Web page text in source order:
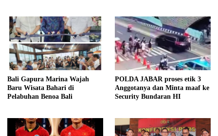
Bali Gapura Marina Wajah
Baru Wisata Bahari di
Pelabuhan Benoa Bali
POLDA JABAR proses etik 3
Anggotanya dan Minta maaf ke
Security Bundaran HI